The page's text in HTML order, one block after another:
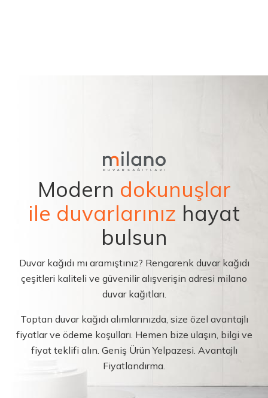
Modern dokunuşlar
ile duvarlarınız hayat
bulsun
Duvar kağıdı mı aramıştınız? Rengarenk duvar kağıdı
çeşitleri kaliteli ve güvenilir alışverişin adresi milano
duvar kağıtları.
Toptan duvar kağıdı alımlarınızda, size özel avantajlı
fiyatlar ve ödeme koşulları. Hemen bize ulaşın, bilgi ve
fiyat teklifi alın. Geniş Ürün Yelpazesi. Avantajlı
Fiyatlandırma.